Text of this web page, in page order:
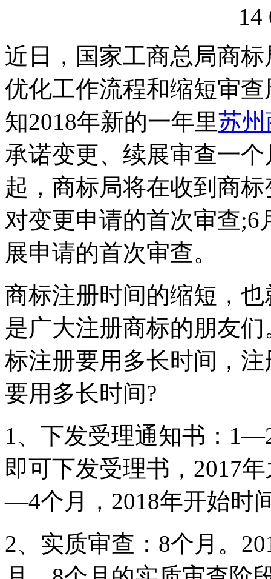
14
近日，国家工商总局商
优化工作流程和缩短审
知2018年新的一年里苏
承诺变更、续展审查一
起，商标局将在收到商
对变更申请的首次审查
展申请的首次审查。
商标注册时间的缩短，
是广大注册商标的朋友
标注册要用多长时间，
要用多长时间?
1、下发受理通知书：
即可下发受理书，2017
—4个月，2018年开始时
2、实质审查：8个月。